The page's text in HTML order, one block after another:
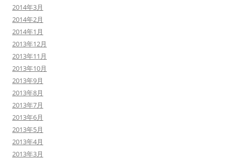
2014年3月
2014年2月
2014年1月
2013年12月
2013年11月
2013年10月
2013年9月
2013年8月
2013年7月
2013年6月
2013年5月
2013年4月
2013年3月